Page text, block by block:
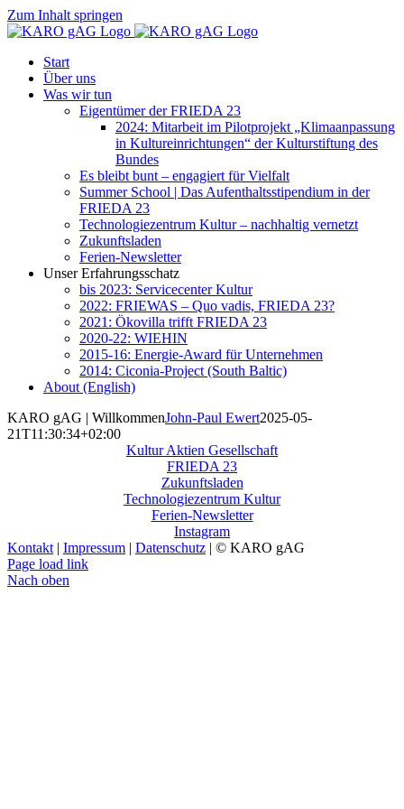
Zum Inhalt springen
Start
Über uns
Was wir tun
Eigentümer der FRIEDA 23
2024: Mitarbeit im Pilotprojekt „Klimaanpassung
in Kultureinrichtungen“ der Kulturstiftung des
Bundes
Es bleibt bunt – engagiert für Vielfalt
Summer School | Das Aufenthaltsstipendium in der
FRIEDA 23
Technologiezentrum Kultur – nachhaltig vernetzt
Zukunftsladen
Ferien-Newsletter
Unser Erfahrungsschatz
bis 2023: Servicecenter Kultur
2022: FRIEWAS – Quo vadis, FRIEDA 23?
2021: Ökovilla trifft FRIEDA 23
2020-22: WIEHIN
2015-16: Energie-Award für Unternehmen
2014: Ciconia-Project (South Baltic)
About (English)
KARO gAG | WillkommenJohn-Paul Ewert2025-05-
21T11:30:34+02:00
Kultur Aktien Gesellschaft
FRIEDA 23
Zukunftsladen
Technologiezentrum Kultur
Ferien-Newsletter
Instagram
Kontakt | Impressum | Datenschutz | © KARO gAG
Page load link
Nach oben